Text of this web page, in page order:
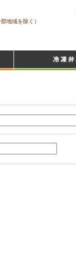
地域を除く）